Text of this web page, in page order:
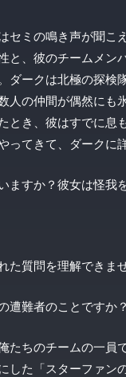
セミの鳴き声が聞こ
と、彼のチームメン
ダークは北極の探検
人の仲間が偶然にも
とき、彼はすでに息
てきて、ダークに
ますか？彼女は怪我
質問を理解できま
遭難者のことですか？
たちのチームの一員
した「スターファン